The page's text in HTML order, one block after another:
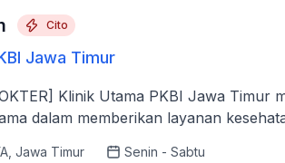
Cito
Jawa Timur
bagi tenaga dokter untuk
dalam memberikan layanan
Jawa Timur Senin - Sabtu